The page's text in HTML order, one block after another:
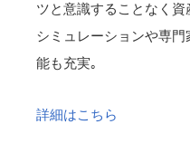
ツと意識することなく
シミュレーションや専
能も充実｡
詳細はこちら